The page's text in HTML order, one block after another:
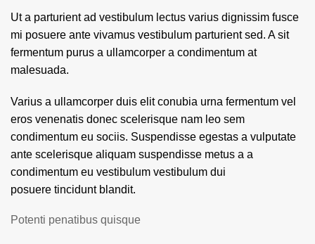
Ut a parturient ad vestibulum lectus varius dignissim fusce
mi posuere ante vivamus vestibulum parturient sed. A sit
fermentum purus a ullamcorper a condimentum at
malesuada.
Varius a ullamcorper duis elit conubia urna fermentum vel
eros venenatis donec scelerisque nam leo sem
condimentum eu sociis. Suspendisse egestas a vulputate
ante scelerisque aliquam suspendisse metus a a
condimentum eu vestibulum vestibulum dui
posuere tincidunt blandit.
Potenti penatibus quisque